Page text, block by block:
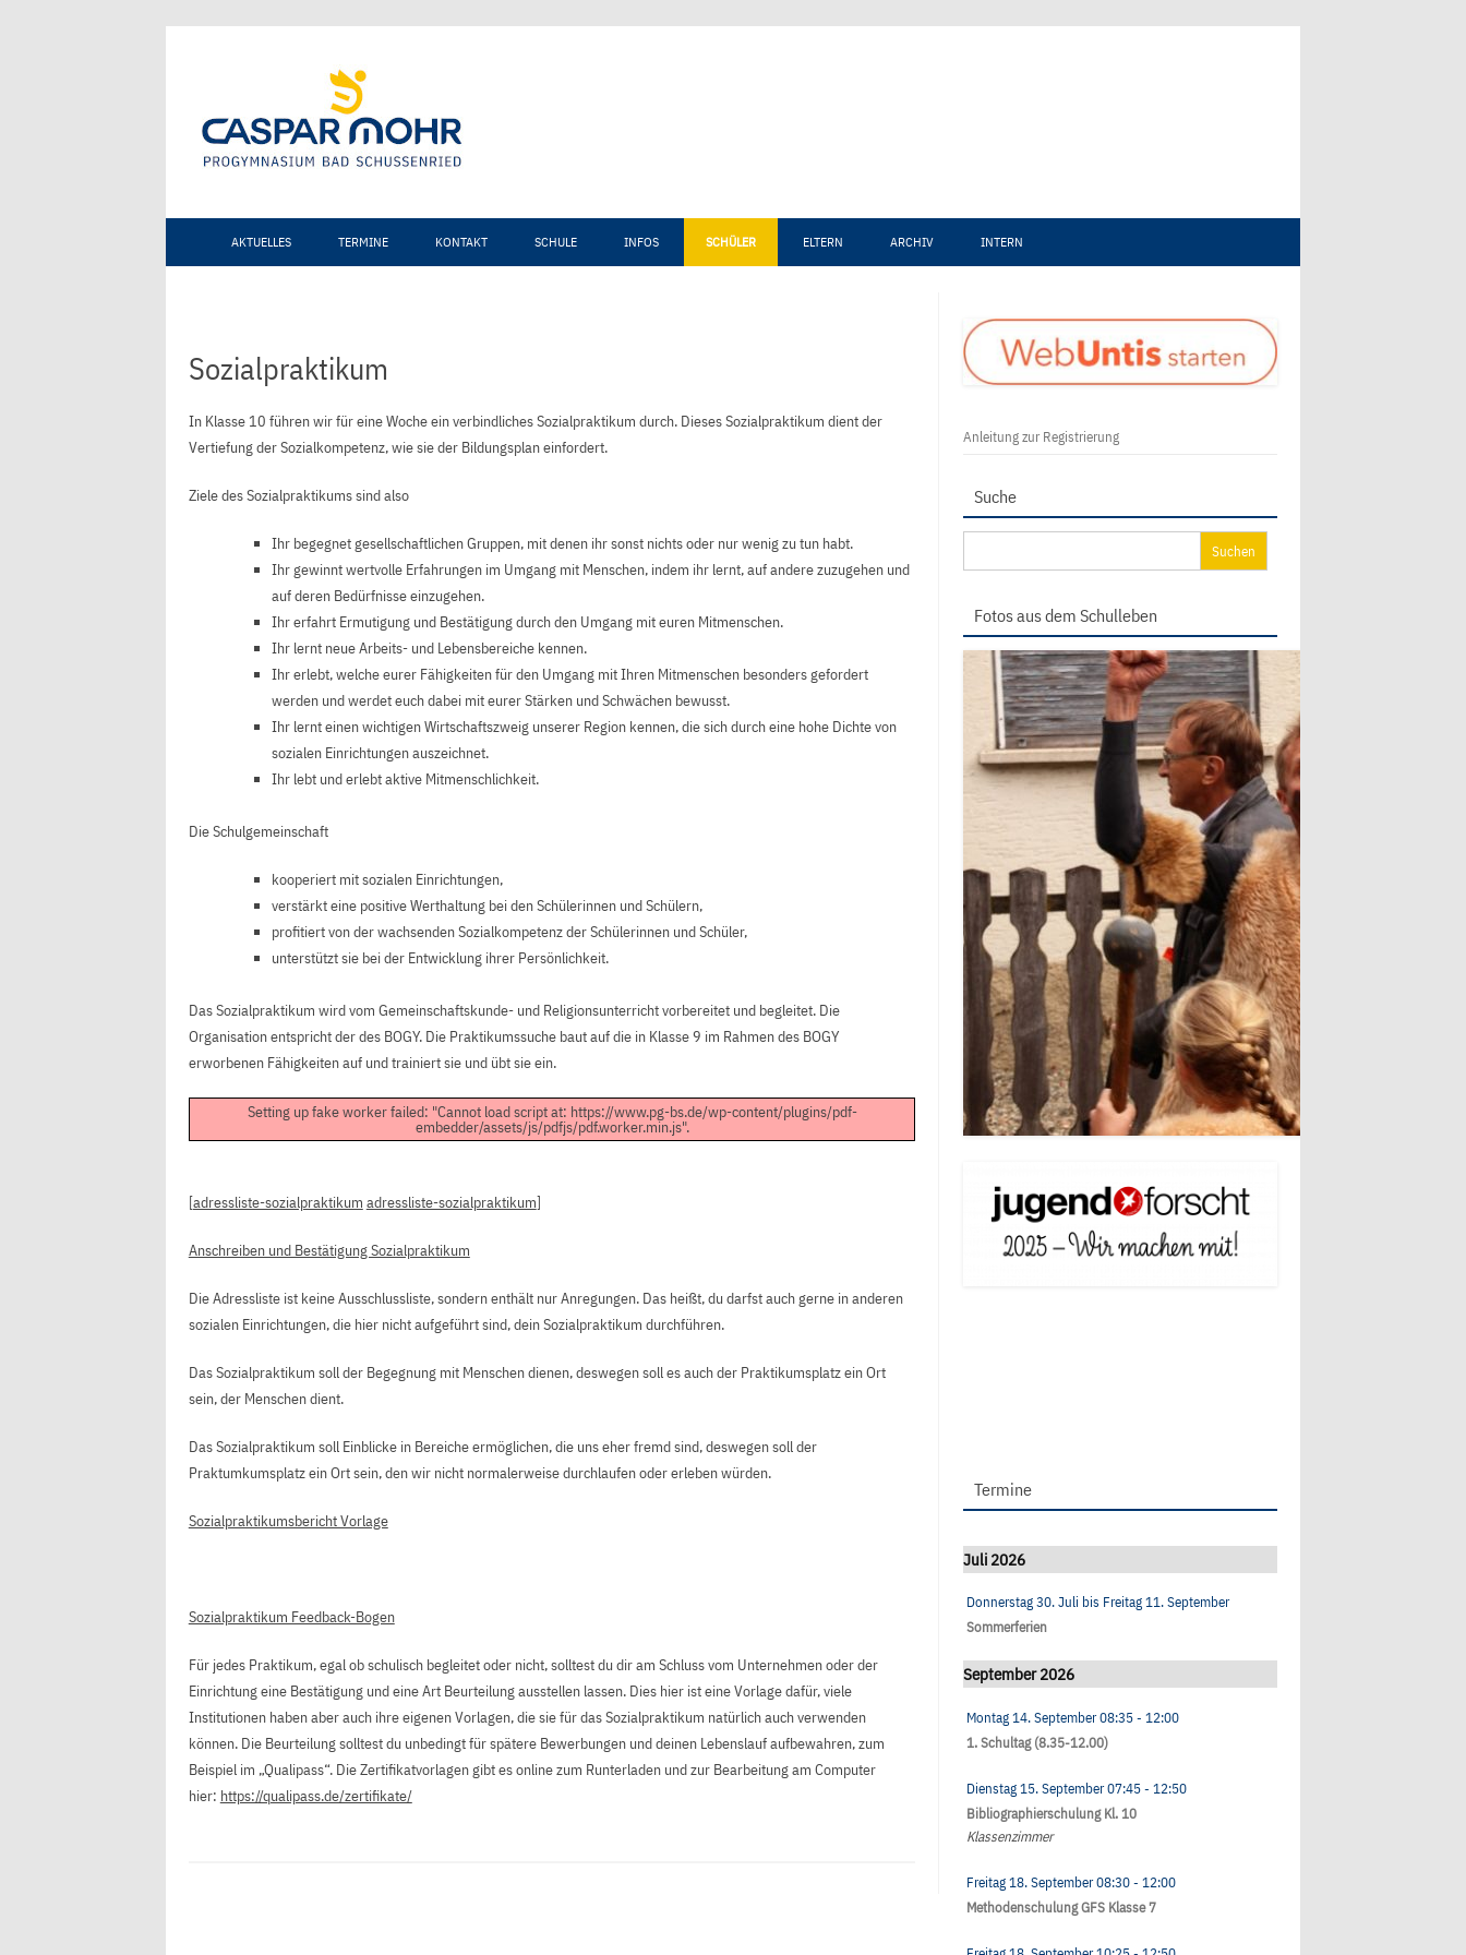
AKTUELLES TERMINE KONTAKT SCHULE INFOS SCHÜLER ELTERN ARCHIV INTERN
Sozialpraktikum
In Klasse 10 führen wir für eine Woche ein verbindliches Sozialpraktikum durch. Dieses Sozialpraktikum dient der
Vertiefung der Sozialkompetenz, wie sie der Bildungsplan einfordert.
Ziele des Sozialpraktikums sind also
Ihr begegnet gesellschaftlichen Gruppen, mit denen ihr sonst nichts oder nur wenig zu tun habt.
Ihr gewinnt wertvolle Erfahrungen im Umgang mit Menschen, indem ihr lernt, auf andere zuzugehen und
auf deren Bedürfnisse einzugehen.
Ihr erfahrt Ermutigung und Bestätigung durch den Umgang mit euren Mitmenschen.
Ihr lernt neue Arbeits- und Lebensbereiche kennen.
Ihr erlebt, welche eurer Fähigkeiten für den Umgang mit Ihren Mitmenschen besonders gefordert
werden und werdet euch dabei mit eurer Stärken und Schwächen bewusst.
Ihr lernt einen wichtigen Wirtschaftszweig unserer Region kennen, die sich durch eine hohe Dichte von
sozialen Einrichtungen auszeichnet.
Ihr lebt und erlebt aktive Mitmenschlichkeit.
Die Schulgemeinschaft
kooperiert mit sozialen Einrichtungen,
verstärkt eine positive Werthaltung bei den Schülerinnen und Schülern,
profitiert von der wachsenden Sozialkompetenz der Schülerinnen und Schüler,
unterstützt sie bei der Entwicklung ihrer Persönlichkeit.
Das Sozialpraktikum wird vom Gemeinschaftskunde- und Religionsunterricht vorbereitet und begleitet. Die
Organisation entspricht der des BOGY. Die Praktikumssuche baut auf die in Klasse 9 im Rahmen des BOGY
erworbenen Fähigkeiten auf und trainiert sie und übt sie ein.
Setting up fake worker failed: "Cannot load script at: https://www.pg-bs.de/wp-content/plugins/pdf-
embedder/assets/js/pdfjs/pdf.worker.min.js".
[adressliste-sozialpraktikum adressliste-sozialpraktikum]
Anschreiben und Bestätigung Sozialpraktikum
Die Adressliste ist keine Ausschlussliste, sondern enthält nur Anregungen. Das heißt, du darfst auch gerne in anderen
sozialen Einrichtungen, die hier nicht aufgeführt sind, dein Sozialpraktikum durchführen.
Das Sozialpraktikum soll der Begegnung mit Menschen dienen, deswegen soll es auch der Praktikumsplatz ein Ort
sein, der Menschen dient.
Das Sozialpraktikum soll Einblicke in Bereiche ermöglichen, die uns eher fremd sind, deswegen soll der
Praktumkumsplatz ein Ort sein, den wir nicht normalerweise durchlaufen oder erleben würden.
Sozialpraktikumsbericht Vorlage
Sozialpraktikum Feedback-Bogen
Für jedes Praktikum, egal ob schulisch begleitet oder nicht, solltest du dir am Schluss vom Unternehmen oder der
Einrichtung eine Bestätigung und eine Art Beurteilung ausstellen lassen. Dies hier ist eine Vorlage dafür, viele
Institutionen haben aber auch ihre eigenen Vorlagen, die sie für das Sozialpraktikum natürlich auch verwenden
können. Die Beurteilung solltest du unbedingt für spätere Bewerbungen und deinen Lebenslauf aufbewahren, zum
Beispiel im „Qualipass“. Die Zertifikatvorlagen gibt es online zum Runterladen und zur Bearbeitung am Computer
hier: https://qualipass.de/zertifikate/
Anleitung zur Registrierung
Suche
nach:
Fotos aus dem Schulleben
Termine
Juli 2026
Donnerstag 30. Juli bis Freitag 11. September
Sommerferien
September 2026
Montag 14. September08:35- 12:00
1. Schultag (8.35-12.00)
Dienstag 15. September07:45- 12:50
Bibliographierschulung Kl. 10
Klassenzimmer
Freitag 18. September08:30- 12:00
Methodenschulung GFS Klasse 7